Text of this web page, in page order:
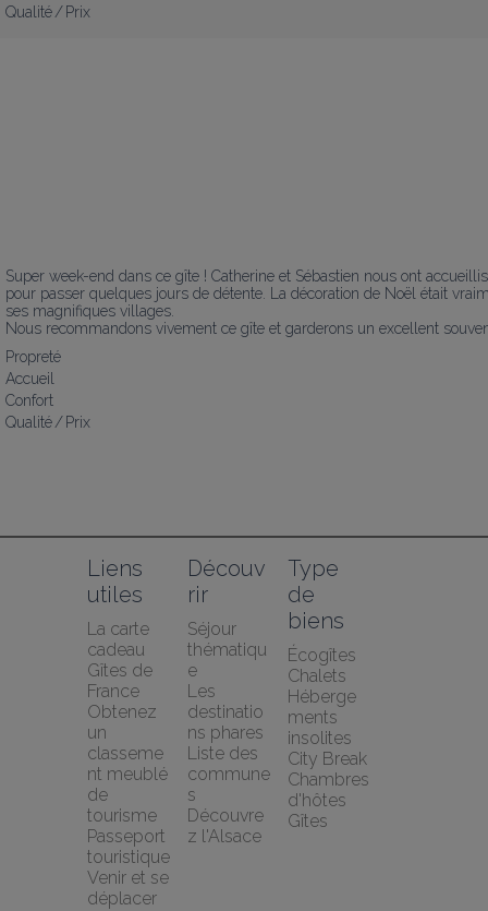
Qualité / Prix
Super week-end dans ce gîte ! Catherine et Sébastien nous ont
pour passer quelques jours de détente. La décoration de Noël était
ses magnifiques villages.
Nous recommandons vivement ce gîte et garderons un excellent
Propreté
Accueil
Confort
Qualité / Prix
Liens
utiles
La carte
cadeau
Gîtes de
France
Obtenez
un
classeme
nt meublé
de
tourisme
Passeport
touristique
Venir et se
déplacer
Découv
rir
Séjour
thématiqu
e
Les
destinatio
ns phares
Liste des
commune
s
Découvre
z l'Alsace
Type
de
biens
Écogîtes
Chalets
Héberge
ments
insolites
City Break
Chambres
d'hôtes
Gîtes